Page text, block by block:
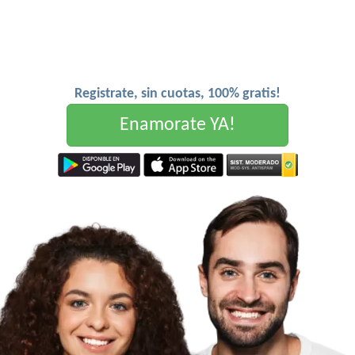
Registrate, sin cuotas, 100% gratis!
Enamorate YA!